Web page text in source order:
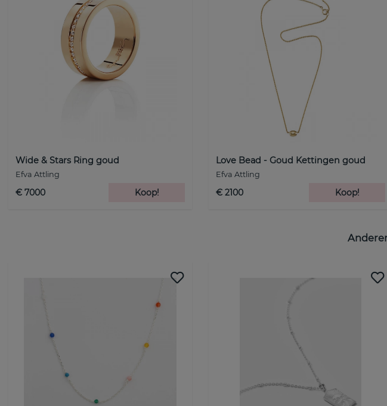
Wide & Stars Ring goud
Efva Attling
€ 7000 Koop!
Love Bead - Goud Kettingen goud
Efva Attling
€ 2100 Koop!